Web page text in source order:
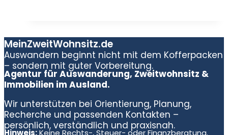
MeinZweitWohnsitz.de
Auswandern beginnt nicht mit dem Kofferpacken
– sondern mit guter Vorbereitung.
Agentur für Auswanderung, Zweitwohnsitz &
Immobilien im Ausland.
Wir unterstützen bei Orientierung, Planung,
Recherche und passenden Kontakten –
persönlich, verständlich und praxisnah.